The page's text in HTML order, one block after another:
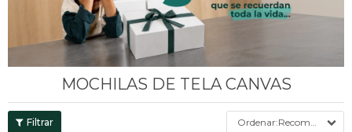
MOCHILAS DE TELA CANVAS
Recomendados